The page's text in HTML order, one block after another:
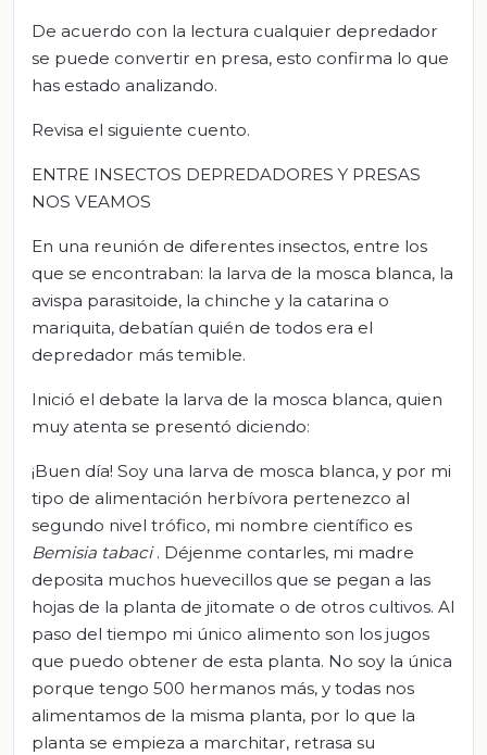
De acuerdo con la lectura cualquier depredador
se puede convertir en presa, esto confirma lo que
has estado analizando.
Revisa el siguiente cuento.
ENTRE INSECTOS DEPREDADORES Y PRESAS
NOS VEAMOS
En una reunión de diferentes insectos, entre los
que se encontraban: la larva de la mosca blanca, la
avispa parasitoide, la chinche y la catarina o
mariquita, debatían quién de todos era el
depredador más temible.
Inició el debate la larva de la mosca blanca, quien
muy atenta se presentó diciendo:
¡Buen día! Soy una larva de mosca blanca, y por mi
tipo de alimentación herbívora pertenezco al
segundo nivel trófico, mi nombre científico es
Bemisia tabaci. Déjenme contarles, mi madre
deposita muchos huevecillos que se pegan a las
hojas de la planta de jitomate o de otros cultivos. Al
paso del tiempo mi único alimento son los jugos
que puedo obtener de esta planta. No soy la única
porque tengo 500 hermanos más, y todas nos
alimentamos de la misma planta, por lo que la
planta se empieza a marchitar, retrasa su